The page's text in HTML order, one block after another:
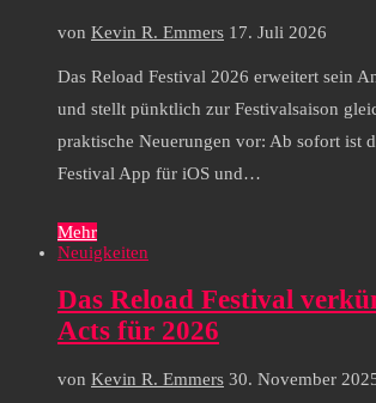
von Kevin R. Emmers 17. Juli 2026
Das Reload Festival 2026 erweitert sein
und stellt pünktlich zur Festivalsaison
praktische Neuerungen vor: Ab sofort ist
Festival App für iOS und…
Mehr
Neuigkeiten
Das Reload Festival
Acts für 2026
von Kevin R. Emmers 30. November